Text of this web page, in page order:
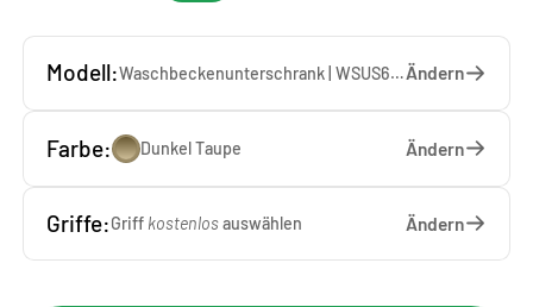
Modell: Waschbeckenunterschrank | WSUS60-10-DT — 60 x 92 x 65 cmÄndern
Farbe: Dunkel Taupe Ändern
Griffe:Griff kostenlosauswählen Ändern